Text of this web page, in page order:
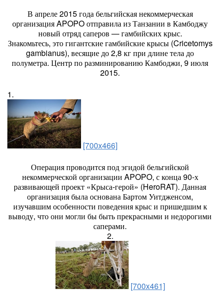
В апреле 2015 года бельгийская некоммерческая
организация APOPO отправила из Танзании в Камбоджу
новый отряд саперов — гамбийских крыс.
Знакомьтесь, это гигантские гамбийские крысы (Cricetomys
gambianus), весящие до 2,8 кг при длине тела до
полуметра. Центр по разминированию Камбоджи, 9 июля
2015.
1.
[700x466]
Операция проводится под эгидой бельгийской
некоммерческой организации APOPO, с конца 90-х
развивающей проект «Крыса-герой» (HeroRAT). Данная
организация была основана Бартом Уитдженсом,
изучавшим особенности поведения крыс и пришедшим к
выводу, что они могли бы быть прекрасными и недорогими
саперами.
2.
[700x461]